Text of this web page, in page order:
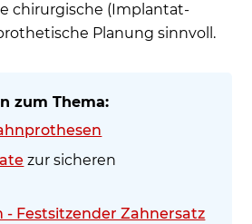
chirurgische (Implantat-
Planung sinnvoll.
zur sicheren
- Festsitzender Zahnersatz